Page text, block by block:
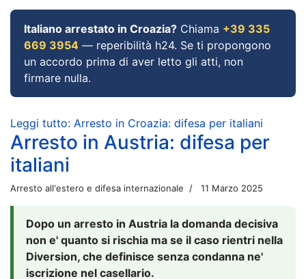
Italiano arrestato in Croazia? Chiama +39 335
669 3954 — reperibilità h24. Se ti propongono
un accordo prima di aver letto gli atti, non
firmare nulla.
Leggi tutto: Arresto in Croazia: difesa per italiani
Arresto in Austria: difesa per
italiani
Arresto all'estero e difesa internazionale 11 Marzo 2025
Dopo un arresto in Austria la domanda decisiva
non e' quanto si rischia ma se il caso rientri nella
Diversion, che definisce senza condanna ne'
iscrizione nel casellario.